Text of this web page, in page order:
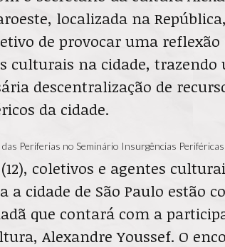
localizada na
de provocar uma reflexão
culturais na cidade,
descentralização de
da cidade.
Periferias no Seminário Insurgências
coletivos e agentes
a cidade de São Paulo estão
que contará com a
Alexandre Youssef. O